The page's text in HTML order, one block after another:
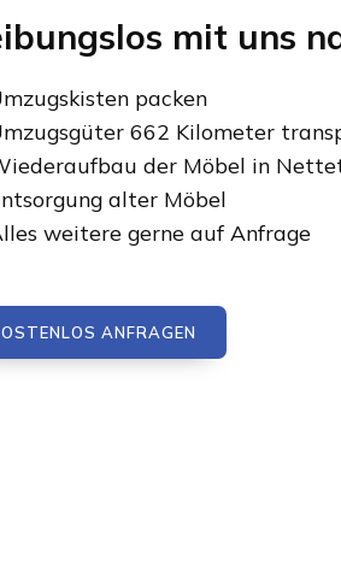
mit uns
packen
662 Kilometer
der Möbel in
alter Möbel
weitere gerne auf Anfrage
ANFRAGEN